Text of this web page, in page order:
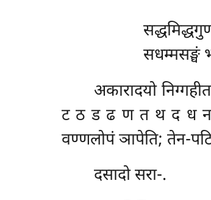
सधम्मसङ्घं
अकारादयो
ट ठ ड ढ ण त थ द ध न
वण्णलोपं ञापेति; तेन-
दसादोसरा-.